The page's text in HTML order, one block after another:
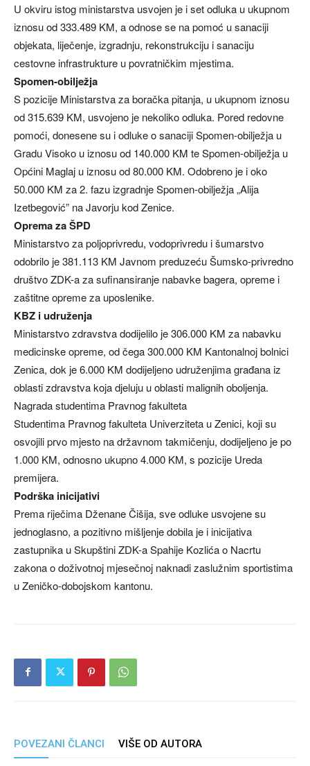
U okviru istog ministarstva usvojen je i set odluka u ukupnom
iznosu od 333.489 KM, a odnose se na pomoć u sanaciji
objekata, liječenje, izgradnju, rekonstrukciju i sanaciju
cestovne infrastrukture u povratničkim mjestima.
Spomen-obilježja
S pozicije Ministarstva za boračka pitanja, u ukupnom iznosu
od 315.639 KM, usvojeno je nekoliko odluka. Pored redovne
pomoći, donesene su i odluke o sanaciji Spomen-obilježja u
Gradu Visoko u iznosu od 140.000 KM te Spomen-obilježja u
Općini Maglaj u iznosu od 80.000 KM. Odobreno je i oko
50.000 KM za 2. fazu izgradnje Spomen-obilježja „Alija
Izetbegović” na Javorju kod Zenice.
Oprema za ŠPD
Ministarstvo za poljoprivredu, vodoprivredu i šumarstvo
odobrilo je 381.113 KM Javnom preduzeću Šumsko-privredno
društvo ZDK-a za sufinansiranje nabavke bagera, opreme i
zaštitne opreme za uposlenike.
KBZ i udruženja
Ministarstvo zdravstva dodijelilo je 306.000 KM za nabavku
medicinske opreme, od čega 300.000 KM Kantonalnoj bolnici
Zenica, dok je 6.000 KM dodijeljeno udruženjima građana iz
oblasti zdravstva koja djeluju u oblasti malignih oboljenja.
Nagrada studentima Pravnog fakulteta
Studentima Pravnog fakulteta Univerziteta u Zenici, koji su
osvojili prvo mjesto na državnom takmičenju, dodijeljeno je po
1.000 KM, odnosno ukupno 4.000 KM, s pozicije Ureda
premijera.
Podrška inicijativi
Prema riječima Dženane Čišija, sve odluke usvojene su
jednoglasno, a pozitivno mišljenje dobila je i inicijativa
zastupnika u Skupštini ZDK-a Spahije Kozlića o Nacrtu
zakona o doživotnoj mjesečnoj naknadi zaslužnim sportistima
u Zeničko-dobojskom kantonu.
POVEZANI ČLANCI VIŠE OD AUTORA